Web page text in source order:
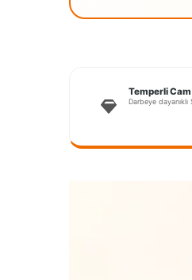
Temperli Cam
Darbeye